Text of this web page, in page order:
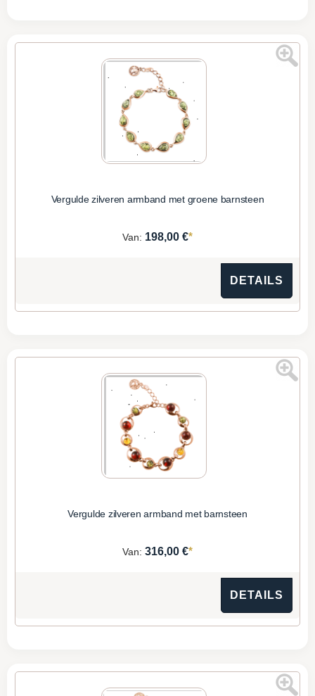
Vergulde zilveren armband met groene barnsteen
Van: 198,00 €*
DETAILS
Vergulde zilveren armband met barnsteen
Van: 316,00 €*
DETAILS